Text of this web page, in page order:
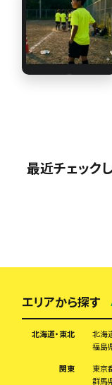
最近チェック
エリアから探す
北海道・東北 北海
福島
関東
東京
群馬